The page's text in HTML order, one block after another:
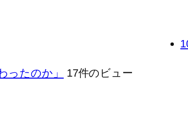
ったのか」
17件のビュー